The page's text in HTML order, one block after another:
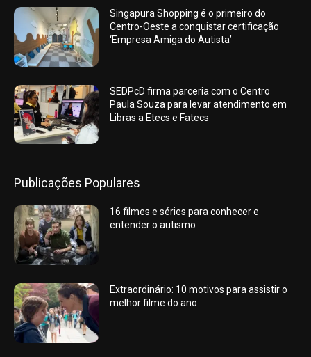
Singapura Shopping é o primeiro do
Centro-Oeste a conquistar certificação
‘Empresa Amiga do Autista’
SEDPcD firma parceria com o Centro
Paula Souza para levar atendimento em
Libras a Etecs e Fatecs
Publicações Populares
16 filmes e séries para conhecer e
entender o autismo
Extraordinário: 10 motivos para assistir o
melhor filme do ano